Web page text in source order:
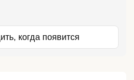
когда появится